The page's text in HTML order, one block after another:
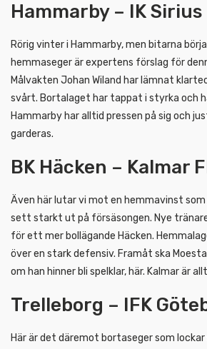
Hammarby – IK Sirius
Rörig vinter i Hammarby, men bitarna
hemmaseger är expertens förslag för
Målvakten Johan Wiland har lämnat
svårt. Bortalaget har tappat i styrka och
Hammarby har alltid pressen på sig och
garderas.
BK Häcken – Kalmar
Även här lutar vi mot en hemmavinst som
sett starkt ut på försäsongen. Nye
för ett mer bollägande Häcken.
över en stark defensiv. Framåt ska
om han hinner bli spelklar, här. Kalmar är
Trelleborg – IFK
Här är det däremot bortaseger som